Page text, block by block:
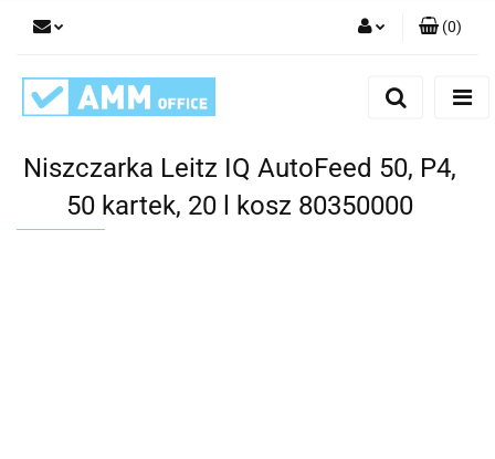
(0)
Niszczarka Leitz IQ AutoFeed 50, P4,
50 kartek, 20 l kosz 80350000